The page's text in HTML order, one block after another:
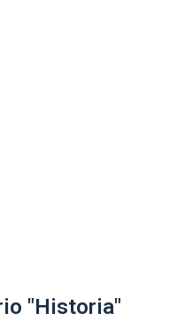
"Historia"